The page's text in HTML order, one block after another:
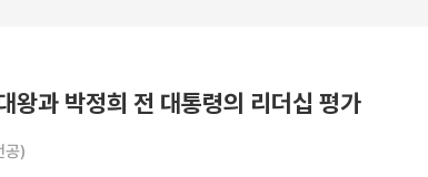
왕과 박정희 전 대통령의 리더십 평가
공)